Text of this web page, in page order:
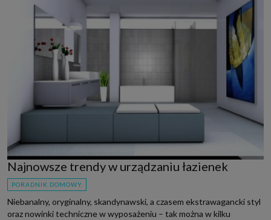
Najnowsze trendy w urządzaniu łazienek
PORADNIK DOMOWY
Niebanalny, oryginalny, skandynawski, a czasem ekstrawagancki styl
oraz nowinki techniczne w wyposażeniu – tak można w kilku